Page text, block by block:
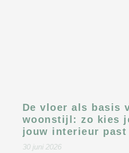
De vloer als basis
woonstijl: zo kies
jouw interieur past
30 juni 2026